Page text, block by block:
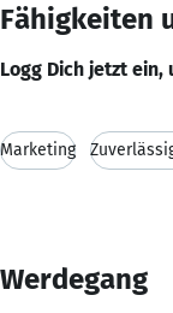
Fähigkeiten
Logg Dich jetzt ein,
Marketing
Werdegang